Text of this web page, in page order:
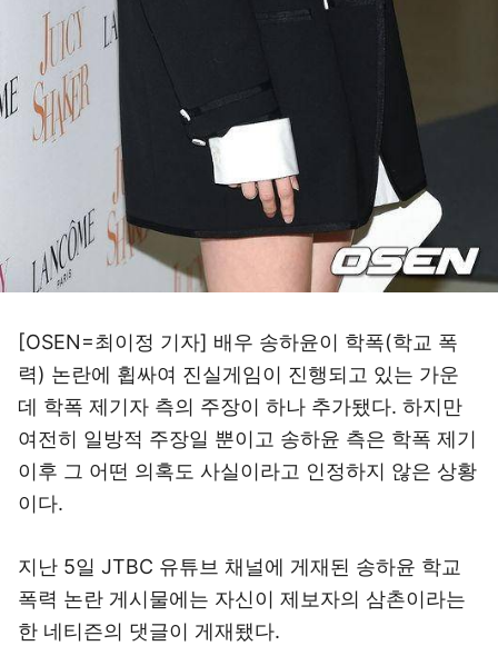
[OSEN=최이정 기자] 배우 송하윤이 학폭(학교 폭
력) 논란에 휩싸여 진실게임이 진행되고 있는 가운
데 학폭 제기자 측의 주장이 하나 추가됐다. 하지만
여전히 일방적 주장일 뿐이고 송하윤 측은 학폭 제기
이후 그 어떤 의혹도 사실이라고 인정하지 않은 상황
이다.
지난 5일 JTBC 유튜브 채널에 게재된 송하윤 학교
폭력 논란 게시물에는 자신이 제보자의 삼촌이라는
한 네티즌의 댓글이 게재됐다.